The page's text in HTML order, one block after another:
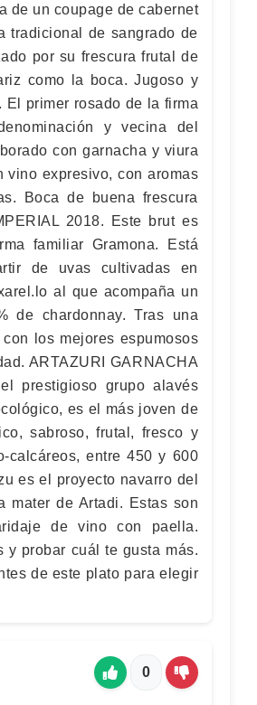
de un coupage de cabernet
tradicional de sangrado de
por su frescura frutal de
como la boca. Jugoso y
El primer rosado de la firma
y vecina del
con garnacha y viura
expresivo, con aromas
Boca de buena frescura
2018. Este brut es
familiar Gramona. Está
de uvas cultivadas en
al que acompaña un
de chardonnay. Tras una
los mejores espumosos
ARTAZURI GARNACHA
prestigioso grupo alavés
es el más joven de
sabroso, frutal, fresco y
calcáreos, entre 450 y 600
es el proyecto navarro del
mater de Artadi. Estas son
de vino con paella.
y probar cuál te gusta más.
de este plato para elegir
0